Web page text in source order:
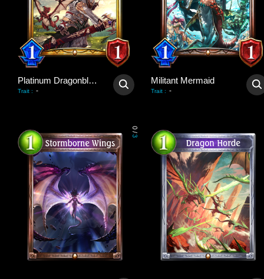
Platinum Dragonblader
Trait : -
Militant Mermaid
Trait : -
0
/
3